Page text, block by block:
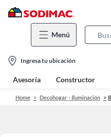
Menú
location-
icon
Ingresa tu ubicación
Asesoría Constructor
Home Decohogar - Iluminación